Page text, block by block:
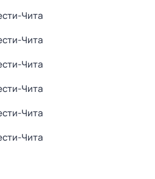
Чита
Чита
Чита
Чита
Чита
Чита